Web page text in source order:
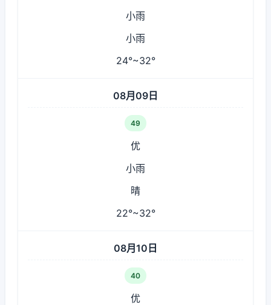
小雨
小雨
24°~32°
08月09日
49
优
小雨
晴
22°~32°
08月10日
40
优